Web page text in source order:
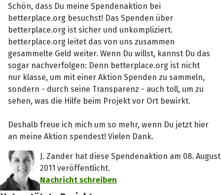
Schön, dass Du meine Spendenaktion bei
betterplace.org besuchst! Das Spenden über
betterplace.org ist sicher und unkompliziert.
betterplace.org leitet das von uns zusammen
gesammelte Geld weiter. Wenn Du willst, kannst Du das
sogar nachverfolgen: Denn betterplace.org ist nicht
nur klasse, um mit einer Aktion Spenden zu sammeln,
sondern - durch seine Transparenz - auch toll, um zu
sehen, was die Hilfe beim Projekt vor Ort bewirkt.
Deshalb freue ich mich um so mehr, wenn Du jetzt hier
an meine Aktion spendest! Vielen Dank.
J. Zander hat diese Spendenaktion am 08. August
2011 veröffentlicht.
Nachricht schreiben